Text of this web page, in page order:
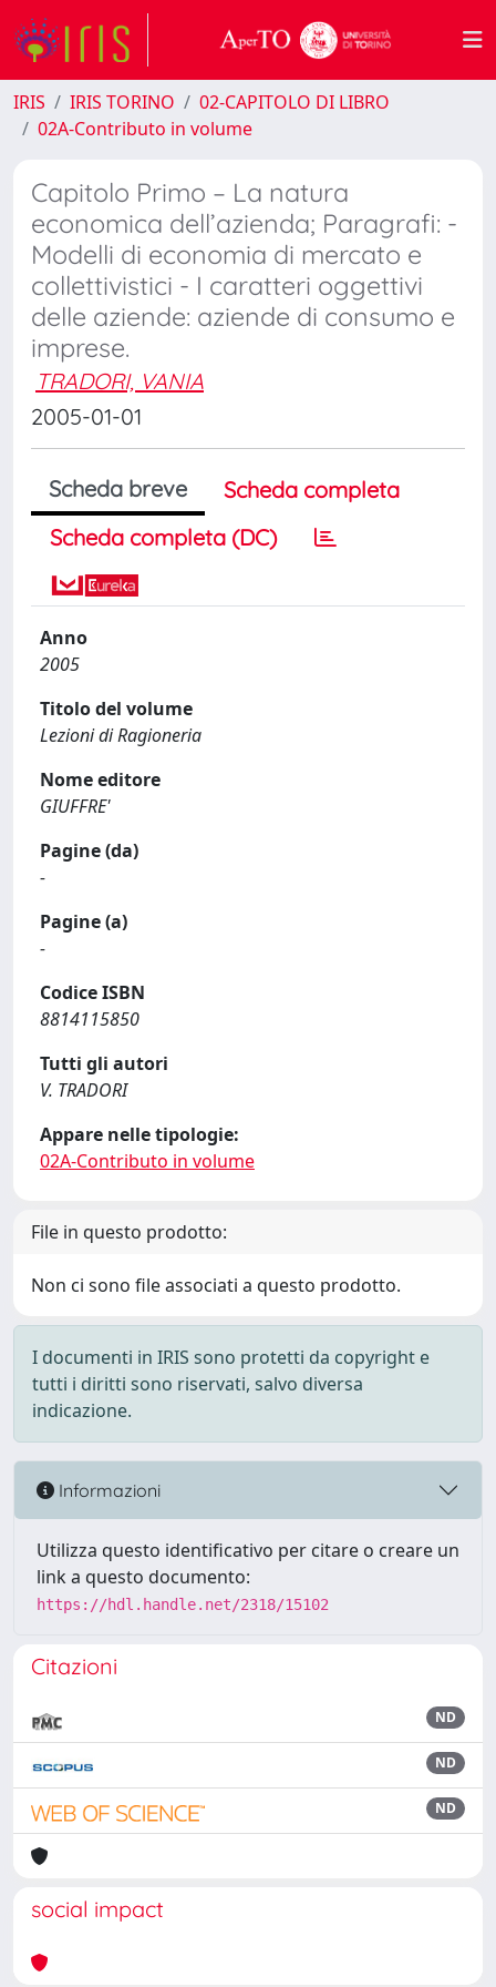
IRIS IRIS TORINO
02-CAPITOLO DI LIBRO
02A-Contributo in volume
Capitolo Primo – La natura
economica dell’azienda; Paragrafi: -
Modelli di economia di mercato e
collettivistici - I caratteri oggettivi
delle aziende: aziende di consumo e
imprese.
TRADORI, VANIA
2005-01-01
Scheda breve
Scheda completa
Scheda completa (DC)
Anno
2005
Titolo del volume
Lezioni di Ragioneria
Nome editore
GIUFFRE'
Pagine (da)
-
Pagine (a)
-
Codice ISBN
8814115850
Tutti gli autori
V. TRADORI
Appare nelle tipologie:
02A-Contributo in volume
File in questo prodotto:
Non ci sono file associati a questo prodotto.
I documenti in IRIS sono protetti da copyright e
tutti i diritti sono riservati, salvo diversa
indicazione.
Informazioni
Utilizza questo identificativo per citare o creare un
link a questo documento:
https://hdl.handle.net/2318/15102
Citazioni
ND
ND
ND
social impact